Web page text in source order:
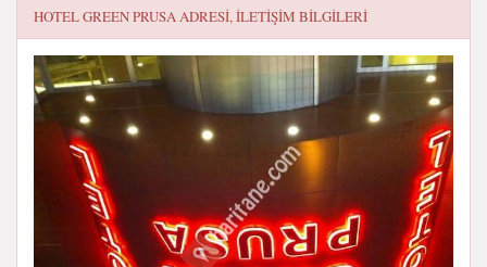
HOTEL GREEN PRUSAADRESI, ILETIŞIM BILGILERI